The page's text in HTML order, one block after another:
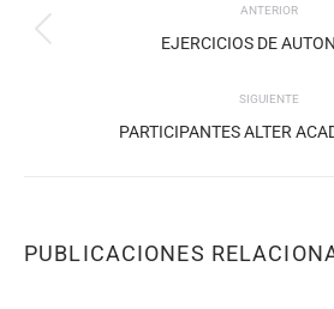
ENTRE
ANTERIOR
EJERCICIOS DE
SIGUIENTE
PARTICIPANTES ALTER
PUBLICACIONES